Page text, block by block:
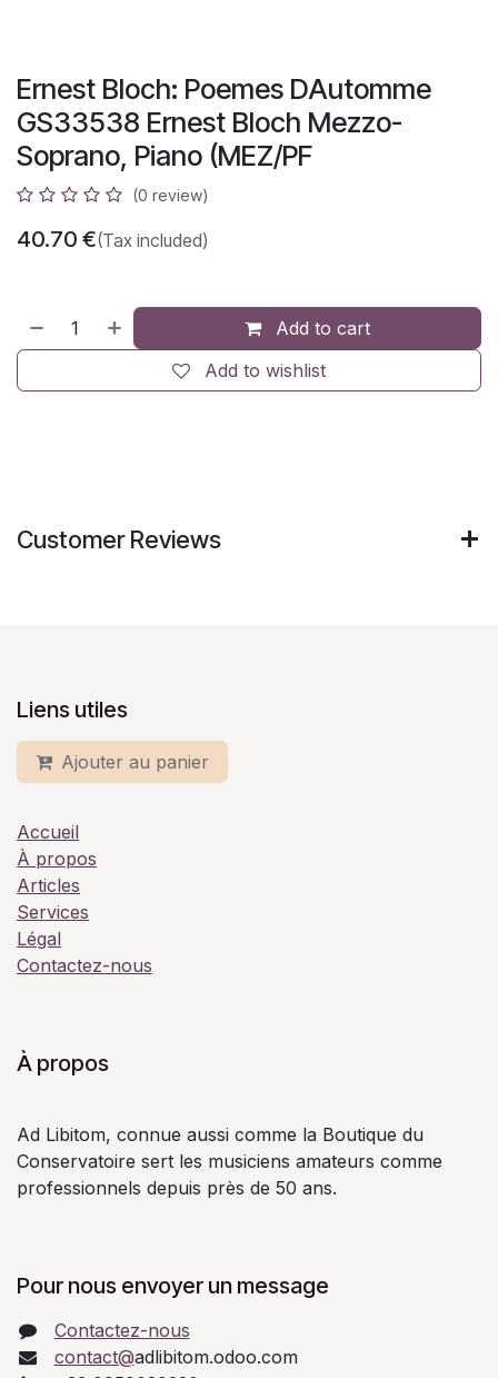
Ernest Bloch: Poemes DAutomme
GS33538 Ernest Bloch Mezzo-
Soprano, Piano (MEZ/PF
(0 review)
40.70 €(Tax included)
Add to cart
Add to wishlist
Customer Reviews
Liens utiles
Ajouter au panier
Accueil
À propos
Articles
Services
Légal
Contactez-nous
À propos
Ad Libitom, connue aussi comme la Boutique du
Conservatoire sert les musiciens amateurs comme
professionnels depuis près de 50 ans.
Pour nous envoyer un message
Contactez-nous
contact@adlibitom.odoo.com